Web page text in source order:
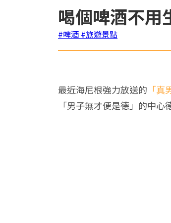
喝個啤酒不用
#啤酒 #旅遊景點
最近海尼根強力放送的 「真
「男子無才便是德」的中